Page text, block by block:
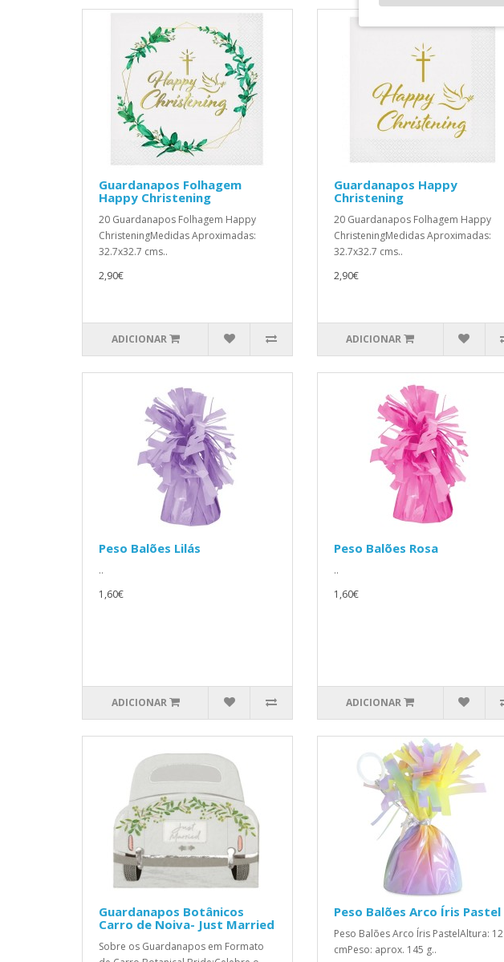
Guardanapos Folhagem
Happy Christening
20 Guardanapos Folhagem Happy
ChristeningMedidas Aproximadas:
32.7x32.7 cms..
2,90€
ADICIONAR
Guardanapos Happy
Christening
20 Guardanapos Folhagem Happy
ChristeningMedidas Aproximadas:
32.7x32.7 cms..
2,90€
ADICIONAR
Peso Balões Lilás
..
1,60€
ADICIONAR
Peso Balões Rosa
..
1,60€
ADICIONAR
Guardanapos Botânicos
Carro de Noiva- Just Married
Sobre os Guardanapos em Formato
Peso Balões Arco Íris Pastel
Peso Balões Arco Íris PastelAltura: 12
cmPeso: aprox. 145 g..